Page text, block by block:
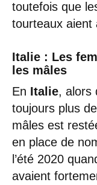
toutefois que
tourteaux aient
Italie : Les
les mâles
En Italie, alors
toujours plus
mâles est
en place de
l’été 2020
avaient